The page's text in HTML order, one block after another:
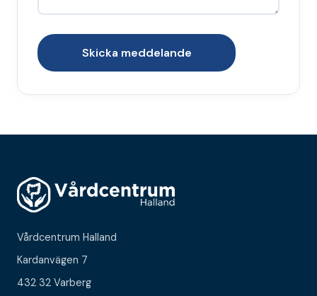
Skicka meddelande
Vårdcentrum Halland
Kardanvägen 7
432 32 Varberg